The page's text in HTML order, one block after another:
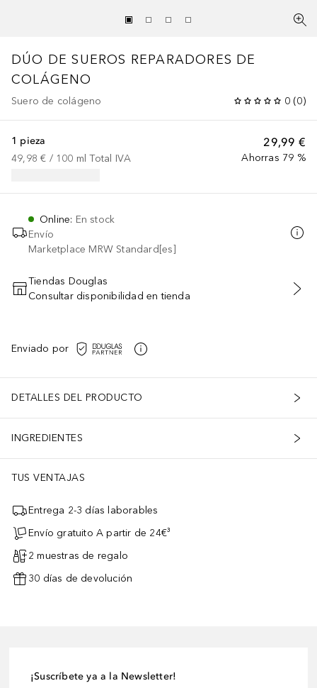
DÚO DE SUEROS REPARADORES DE
COLÁGENO
Suero de colágeno 0 (0)
29,99 €
Ahorras 79 %
1 pieza
49,98 € / 100 ml Total IVA
Online: En stock
Envío
Marketplace MRW Standard[es]
AÑADIR AL CARRITO
Tiendas Douglas
Consultar disponibilidad en tienda
Enviado por
DETALLES DEL PRODUCTO
INGREDIENTES
TUS VENTAJAS
Entrega 2-3 días laborables
Envío gratuito A partir de 24€³
2 muestras de regalo
30 días de devolución
¡Suscríbete ya a la Newsletter!